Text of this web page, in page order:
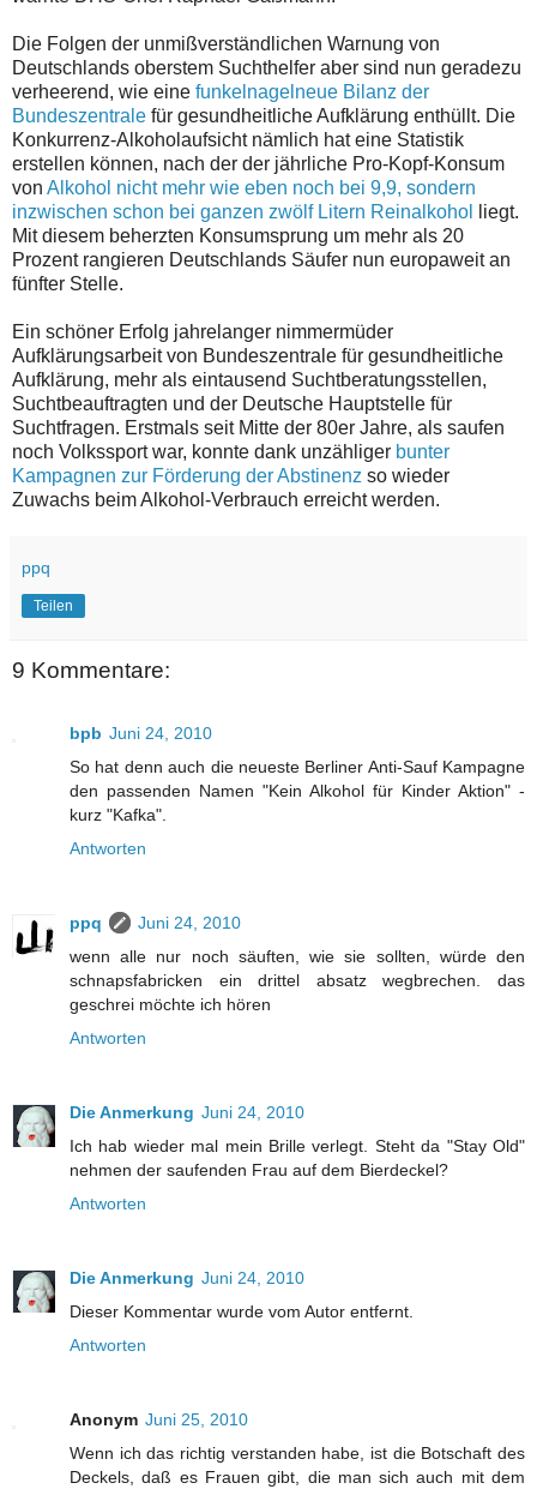
Die Folgen der unmißverständlichen Warnung von
Deutschlands oberstem Suchthelfer aber sind nun geradezu
verheerend, wie eine funkelnagelneue Bilanz der
Bundeszentrale für gesundheitliche Aufklärung enthüllt. Die
Konkurrenz-Alkoholaufsicht nämlich hat eine Statistik
erstellen können, nach der der jährliche Pro-Kopf-Konsum
von Alkohol nicht mehr wie eben noch bei 9,9, sondern
inzwischen schon bei ganzen zwölf Litern Reinalkohol
liegt.
Mit diesem beherzten Konsumsprung um mehr als 20
Prozent rangieren Deutschlands Säufer nun europaweit an
fünfter Stelle.
Ein schöner Erfolg jahrelanger nimmermüder
Aufklärungsarbeit von Bundeszentrale für gesundheitliche
Aufklärung, mehr als eintausend Suchtberatungsstellen,
Suchtbeauftragten und der Deutsche Hauptstelle für
Suchtfragen. Erstmals seit Mitte der 80er Jahre, als saufen
noch Volkssport war, konnte dank unzähliger bunter
Kampagnen zur Förderung der Abstinenz so wieder
Zuwachs beim Alkohol-Verbrauch erreicht werden.
ppq
Teilen
9 Kommentare:
bpb Juni 24, 2010
So hat denn auch die neueste Berliner Anti-Sauf Kampagne
den passenden Namen "Kein Alkohol für Kinder Aktion" -
kurz "Kafka".
Antworten
ppq
Juni 24, 2010
wenn alle nur noch säuften, wie sie sollten, würde den
schnapsfabricken ein drittel absatz wegbrechen. das
geschrei möchte ich hören
Antworten
Die Anmerkung Juni 24, 2010
Ich hab wieder mal mein Brille verlegt. Steht da "Stay Old"
nehmen der saufenden Frau auf dem Bierdeckel?
Antworten
Die Anmerkung Juni 24, 2010
Dieser Kommentar wurde vom Autor entfernt.
Antworten
Anonym Juni 25, 2010
Wenn ich das richtig verstanden habe, ist die Botschaft des
Deckels, daß es Frauen gibt, die man sich auch mit dem